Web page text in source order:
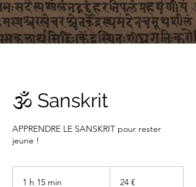
🕉️ Sanskrit
APPRENDRE LE SANSKRIT pour rester
jeune !
1 h 15 min 24 €